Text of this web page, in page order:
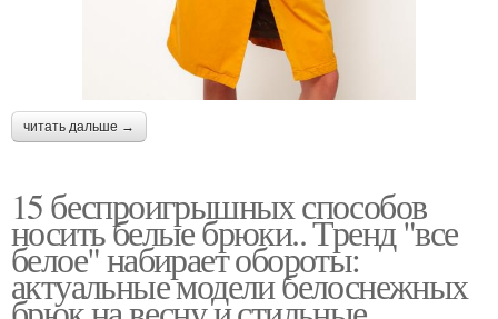
читать дальше →
15 беспроигрышных способов
носить белые брюки.. Тренд "все
белое" набирает обороты:
актуальные модели белоснежных